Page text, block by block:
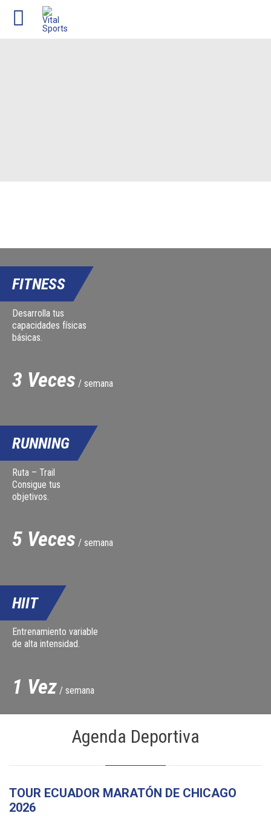
FITNESS
Desarrolla tus
capacidades físicas
básicas.
3 Veces / semana
RUNNING
Ruta – Trail
Consigue tus
objetivos.
5 Veces / semana
HIIT
Entrenamiento variable
de alta intensidad.
1 Vez / semana
Agenda Deportiva
TOUR ECUADOR MARATÓN DE CHICAGO
2026